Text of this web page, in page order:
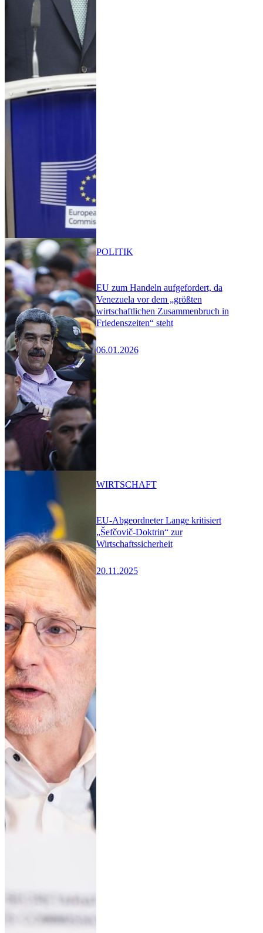
EU zum Handeln aufgefordert, da
Venezuela vor dem „größten
wirtschaftlichen Zusammenbruch in
Friedenszeiten“ steht
06.01.2026
POLITIK
EU-Abgeordneter Lange kritisiert
„Šefčovič-Doktrin“ zur
Wirtschaftssicherheit
20.11.2025
WIRTSCHAFT